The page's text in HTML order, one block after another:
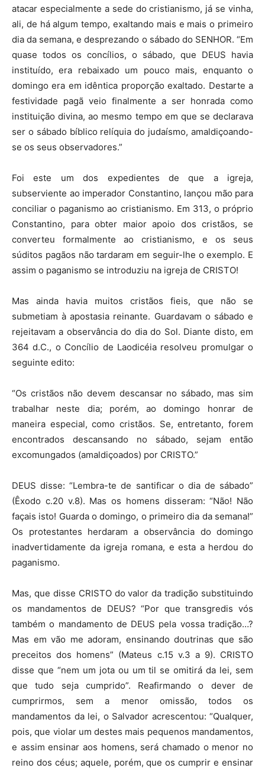
atacar especialmente a sede do cristianismo, já se vinha,
ali, de há algum tempo, exaltando mais e mais o primeiro
dia da semana, e desprezando o sábado do SENHOR. “Em
quase todos os concílios, o sábado, que DEUS havia
instituído, era rebaixado um pouco mais, enquanto o
domingo era em idêntica proporção exaltado. Destarte a
festividade pagã veio finalmente a ser honrada como
instituição divina, ao mesmo tempo em que se declarava
ser o sábado bíblico relíquia do judaísmo, amaldiçoando-
se os seus observadores.”
Foi este um dos expedientes de que a igreja,
subserviente ao imperador Constantino, lançou mão para
conciliar o paganismo ao cristianismo. Em 313, o próprio
Constantino, para obter maior apoio dos cristãos, se
converteu formalmente ao cristianismo, e os seus
súditos pagãos não tardaram em seguir-lhe o exemplo. E
assim o paganismo se introduziu na igreja de CRISTO!
Mas ainda havia muitos cristãos fieis, que não se
submetiam à apostasia reinante. Guardavam o sábado e
rejeitavam a observância do dia do Sol. Diante disto, em
364 d.C., o Concílio de Laodicéia resolveu promulgar o
seguinte edito:
“Os cristãos não devem descansar no sábado, mas sim
trabalhar neste dia; porém, ao domingo honrar de
maneira especial, como cristãos. Se, entretanto, forem
encontrados descansando no sábado, sejam então
excomungados (amaldiçoados) por CRISTO.”
DEUS disse: “Lembra-te de santificar o dia de sábado”
(Êxodo c.20 v.8). Mas os homens disseram: “Não! Não
façais isto! Guarda o domingo, o primeiro dia da semana!”
Os protestantes herdaram a observância do domingo
inadvertidamente da igreja romana, e esta a herdou do
paganismo.
Mas, que disse CRISTO do valor da tradição substituindo
os mandamentos de DEUS? “Por que transgredis vós
também o mandamento de DEUS pela vossa tradição…?
Mas em vão me adoram, ensinando doutrinas que são
preceitos dos homens” (Mateus c.15 v.3 a 9). CRISTO
disse que “nem um jota ou um til se omitirá da lei, sem
que tudo seja cumprido”. Reafirmando o dever de
cumprirmos, sem a menor omissão, todos os
mandamentos da lei, o Salvador acrescentou: “Qualquer,
pois, que violar um destes mais pequenos mandamentos,
e assim ensinar aos homens, será chamado o menor no
reino dos céus; aquele, porém, que os cumprir e ensinar